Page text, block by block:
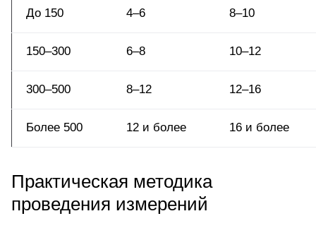
До 150 4–6 8–10
150–300 6–8 10–12
300–500 8–12 12–16
Более 500 12 и более 16 и более
Практическая методика
проведения измерений